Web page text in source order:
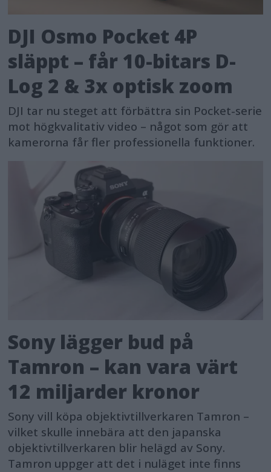
DJI Osmo Pocket 4P
släppt – får 10-bitars D-
Log 2 & 3x optisk zoom
DJI tar nu steget att förbättra sin Pocket-serie
mot högkvalitativ video – något som gör att
kamerorna får fler professionella funktioner.
Sony lägger bud på
Tamron – kan vara värt
12 miljarder kronor
Sony vill köpa objektivtillverkaren Tamron –
vilket skulle innebära att den japanska
objektivtillverkaren blir helägd av Sony.
Tamron uppger att det i nuläget inte finns